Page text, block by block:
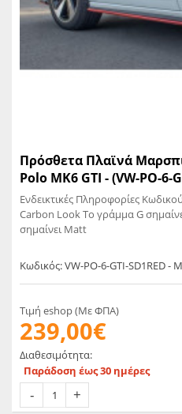
Πρόσθετα Πλαϊνά
Polo MK6 GTI - (VW-PO-6-
Ενδεικτικές Πληροφορίες
Carbon Look Το γράμμα G
σημαίνει Matt
Κωδικός: VW-PO-6-GTI-SD1RED -
Τιμή eshop (Με ΦΠΑ)
239,00€
Διαθεσιμότητα:
Παράδοση έως 30 ημέρες